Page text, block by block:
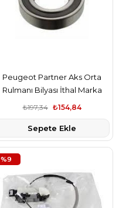
Peugeot Partner Aks Orta
Rulmanı Bilyası İthal Marka
3247.03₺154,84
₺197,34
Sepete Ekle
%9